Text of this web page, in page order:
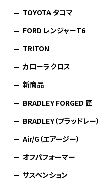
TOYOTA タコマ
FORD レンジャーT6
TRITON
カローラクロス
新商品
BRADLEY FORGED 匠
BRADLEY（ブラッドレー）
Air/G（エアージー）
オフパフォーマー
サスペンション